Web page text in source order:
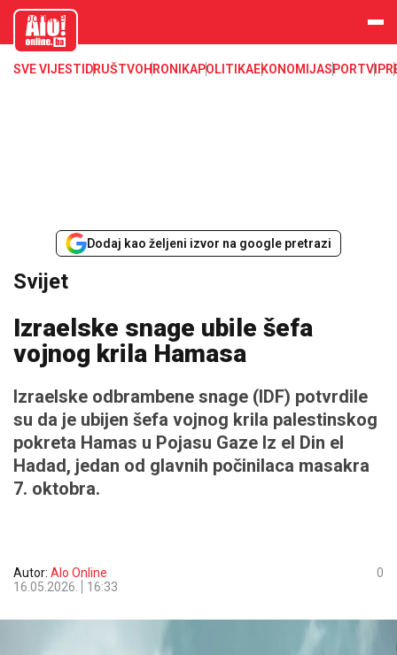
aloonline.b
SVE VIJESTI DRUŠTVOHRONIKAPOLITIKAEKONOMIJASPORTVIP
Dodaj kao željeni izvor na google pretrazi
Svijet
Izraelske snage ubile šefa
vojnog krila Hamasa
Izraelske odbrambene snage (IDF) potvrdile
su da je ubijen šefa vojnog krila palestinskog
pokreta Hamas u Pojasu Gaze Iz el Din el
Hadad, jedan od glavnih počinilaca masakra
7. oktobra.
Autor: Alo Online
16.05.2026.
16:33
0